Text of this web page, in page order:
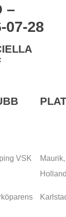
–
07-28
VSK
Maurik,